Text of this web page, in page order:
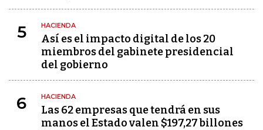
5 HACIENDA
Así es el impacto digital de los 20
miembros del gabinete presidencial
del gobierno
6 HACIENDA
Las 62 empresas que tendrá en sus
manos el Estado valen $197,27 billones